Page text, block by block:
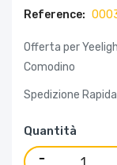
Reference:
Offerta per
Comodino
Spedizione
Quantità